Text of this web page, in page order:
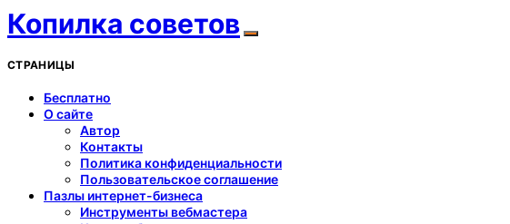
Копилка советов
СТРАНИЦЫ
Бесплатно
О сайте
Автор
Контакты
Политика конфиденциальности
Пользовательское соглашение
Пазлы интернет-бизнеса
Инструменты вебмастера